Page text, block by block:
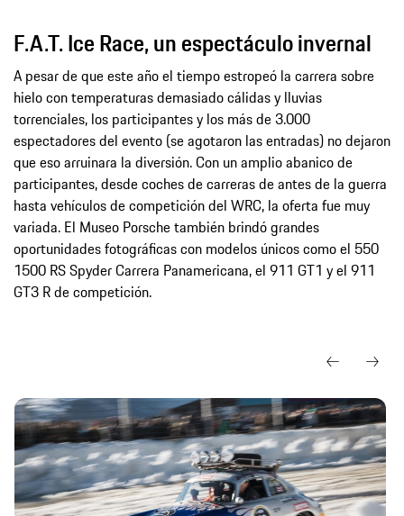
F.A.T. Ice Race, un espectáculo invernal
A pesar de que este año el tiempo estropeó la carrera sobre
hielo con temperaturas demasiado cálidas y lluvias
torrenciales, los participantes y los más de 3.000
espectadores del evento (se agotaron las entradas) no dejaron
que eso arruinara la diversión. Con un amplio abanico de
participantes, desde coches de carreras de antes de la guerra
hasta vehículos de competición del WRC, la oferta fue muy
variada. El Museo Porsche también brindó grandes
oportunidades fotográficas con modelos únicos como el 550
1500 RS Spyder Carrera Panamericana, el 911 GT1 y el 911
GT3 R de competición.